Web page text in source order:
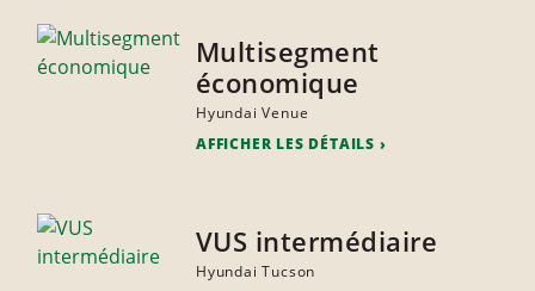
Multisegment
économique
Hyundai Venue
AFFICHER LES DÉTAILS
VUS intermédiaire
Hyundai Tucson